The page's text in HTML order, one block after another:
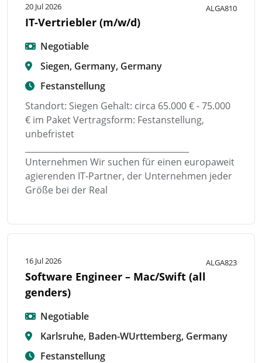
20 Jul 2026 ALGA810
IT-Vertriebler (m/w/d)
Negotiable
Siegen, Germany, Germany
Festanstellung
Standort: Siegen Gehalt: circa 65.000 € - 75.000
€ im Paket Vertragsform: Festanstellung,
unbefristet
Unternehmen Wir suchen für einen europaweit
agierenden IT-Partner, der Unternehmen jeder
Größe bei der Real
16 Jul 2026 ALGA823
Software Engineer – Mac/Swift (all
genders)
Negotiable
Karlsruhe, Baden-WUrttemberg, Germany
Festanstellung